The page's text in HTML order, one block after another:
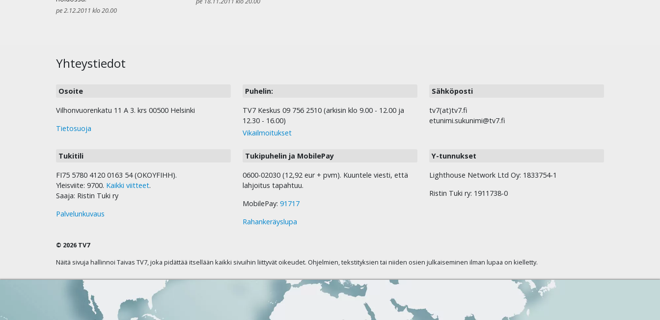
pe 2.12.2011 klo 20.00
Yhteystiedot
Osoite
Vilhonvuorenkatu 11 A 3. krs 00500 Helsinki
Tietosuoja
Puhelin:
TV7 Keskus 09 756 2510 (arkisin klo 9.00 - 12.00 ja
12.30 - 16.00)
Vikailmoitukset
Sähköposti
tv7(at)tv7.fi
etunimi.sukunimi@tv7.fi
Tukitili
FI75 5780 4120 0163 54 (OKOYFIHH).
Yleisviite: 9700. Kaikki viitteet.
Saaja: Ristin Tuki ry
Palvelunkuvaus
Tukipuhelin ja MobilePay
0600-02030 (12,92 eur + pvm). Kuuntele viesti, että
lahjoitus tapahtuu.
MobilePay: 91717
Rahankeräyslupa
Y-tunnukset
Lighthouse Network Ltd Oy: 1833754-1
Ristin Tuki ry: 1911738-0
© 2026 TV7
Näitä sivuja hallinnoi Taivas TV7, joka pidättää itsellään kaikki sivuihin liittyvät oikeudet. Ohjelmien, tekstityksien tai niiden osien julkaiseminen ilman lupaa on kielletty.